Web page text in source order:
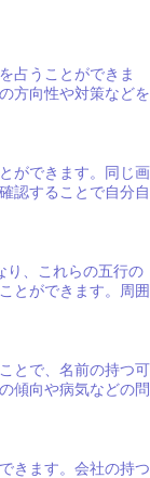
占うことができま
方向性や対策などを
ができます。同じ画
認することで自分自
り、これらの五行の
とができます。周囲
とで、名前の持つ可
傾向や病気などの問
きます。会社の持つ